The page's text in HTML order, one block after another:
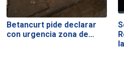
Betancurt pide declarar
con urgencia zona de…